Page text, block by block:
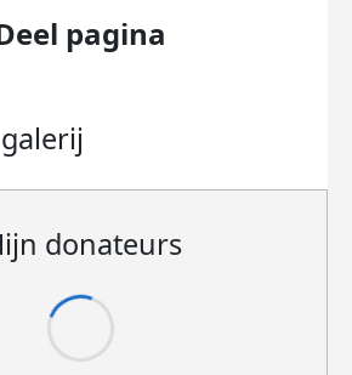
pagina
galerij
donateurs